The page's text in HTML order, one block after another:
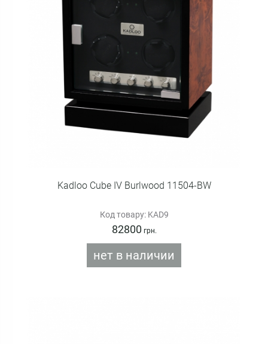
Kadloo Cube IV Burlwood 11504-BW
Код товару: KAD9
82800 грн.
нет в наличии